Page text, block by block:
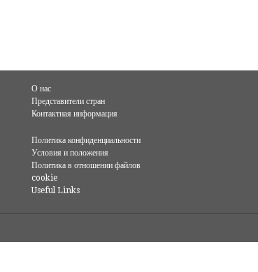
О нас
Представители стран
Контактная информация
Политика конфиденциальности
Условия и положения
Политика в отношении файлов
cookie
Useful Links